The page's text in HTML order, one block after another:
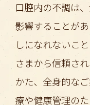
口腔内の不調は
影響することが
しになれないこ
さまから信頼さ
かた、全身的な
療や健康管理の